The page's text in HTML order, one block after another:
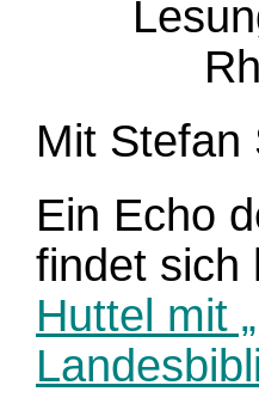
Mit Stefan
Ein Echo
findet sich
Huttel mit